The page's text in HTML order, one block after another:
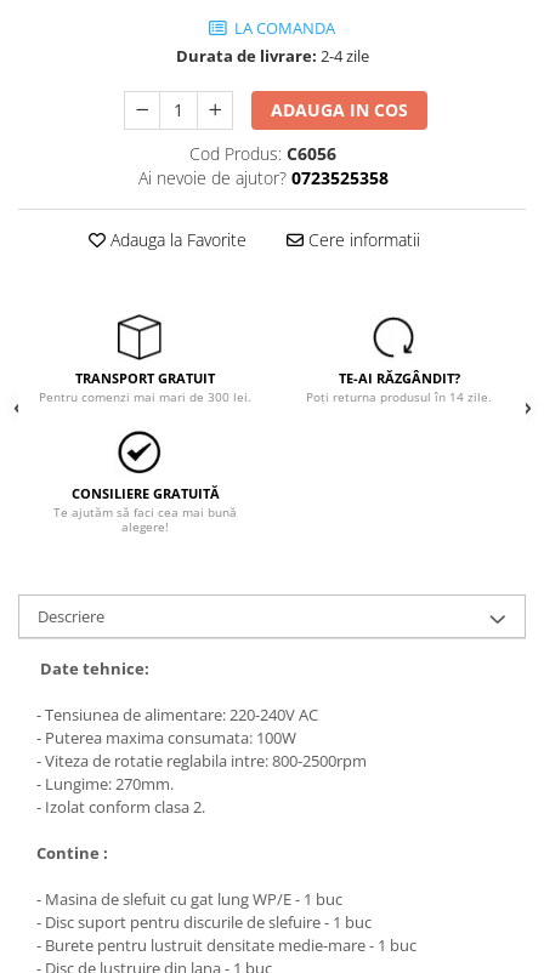
LA COMANDA
Durata de livrare: 2-4 zile
ADAUGA IN COS
Cod Produs: C6056
Ai nevoie de ajutor? 0723525358
Adauga la Favorite Cere informatii
TRANSPORT GRATUIT
Pentru comenzi mai mari de 300 lei.
TE-AI RĂZGÂNDIT?
Poți returna produsul în 14 zile.
CONSILIERE GRATUITĂ
Te ajutăm să faci cea mai bună
alegere!
Descriere
Date tehnice:
- Tensiunea de alimentare: 220-240V AC
- Puterea maxima consumata: 100W
- Viteza de rotatie reglabila intre: 800-2500rpm
- Lungime: 270mm.
- Izolat conform clasa 2.
Contine :
- Masina de slefuit cu gat lung WP/E - 1 buc
- Disc suport pentru discurile de slefuire - 1 buc
- Burete pentru lustruit densitate medie-mare - 1 buc
- Disc de lustruire din lana - 1 buc